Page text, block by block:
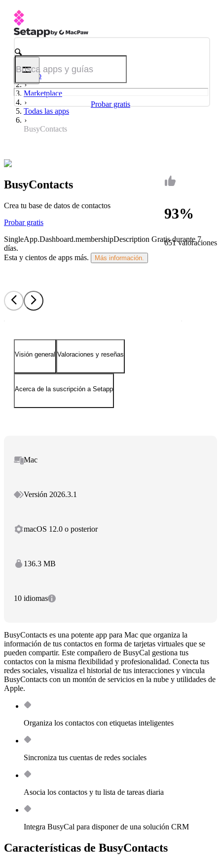
Probar gratis
Inicio
Marketplace
Todas las apps
BusyContacts
93%
651 valoraciones
BusyContacts
Crea tu base de datos de contactos
Probar gratis
SingleApp.Dashboard.membershipDescription Gratis durante 7
días.
Esta y cientos de apps más.
Más información.
Visión general Valoraciones y reseñas
Acerca de la suscripción a Setapp
Mac
Versión 2026.3.1
macOS 12.0 o posterior
136.3 MB
10 idiomas
BusyContacts es una potente app para Mac que organiza la
información de tus contactos en forma de tarjetas virtuales que se
pueden compartir. Este compañero de BusyCal gestiona tus
contactos con la misma flexibilidad y profesionalidad. Conecta tus
redes sociales, visualiza el historial de tus interacciones y vincula
BusyContacts con un montón de servicios en la nube y utilidades de
Apple.
Organiza los contactos con etiquetas inteligentes
Sincroniza tus cuentas de redes sociales
Asocia los contactos y tu lista de tareas diaria
Integra BusyCal para disponer de una solución CRM
Características de BusyContacts